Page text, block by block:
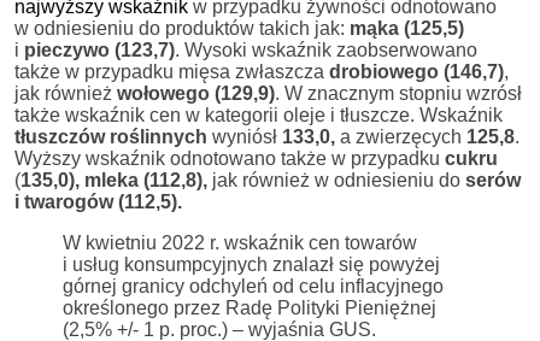
najwyższy wskaźnik w przypadku żywności odnotowano
w odniesieniu do produktów takich jak: mąka (125,5)
i pieczywo (123,7). Wysoki wskaźnik zaobserwowano
także w przypadku mięsa zwłaszcza drobiowego (146,7),
jak również wołowego (129,9). W znacznym stopniu wzrósł
także wskaźnik cen w kategorii oleje i tłuszcze. Wskaźnik
tłuszczów roślinnych wyniósł 133,0, a zwierzęcych 125,8.
Wyższy wskaźnik odnotowano także w przypadku cukru
(135,0), mleka (112,8), jak również w odniesieniu do serów
i twarogów (112,5).
W kwietniu 2022 r. wskaźnik cen towarów
i usług konsumpcyjnych znalazł się powyżej
górnej granicy odchyleń od celu inflacyjnego
określonego przez Radę Polityki Pieniężnej
(2,5% +/- 1 p. proc.) – wyjaśnia GUS.